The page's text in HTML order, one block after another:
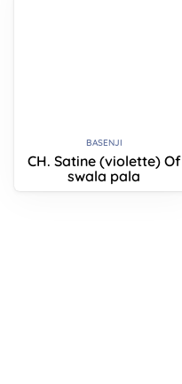
BASENJI
CH. Satine (violette) Of
swala pala